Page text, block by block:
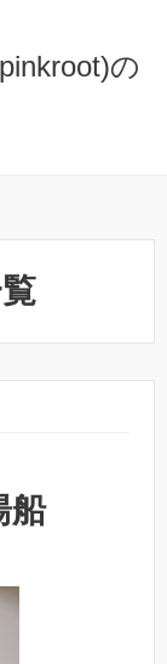
の
船